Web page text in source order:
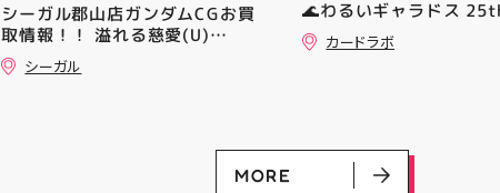
━━━━━━━━━━━━━━
━ #アティ郡山 #郡山 #郡山グ
ルメ #郡山BBQ #ビアガーデン
#お祭りBBQ #屋台グルメ #手
おでかけ #夏の思い出 #BBQ
シーガル郡山店ガンダムCGお買
取情報！！ 溢れる慈愛(U)
(GD01-118) ￥30 覚悟の表れ
(U)(GD01-100) ￥30 ﾌﾗｯﾄ(ﾐﾘ
シーガル
🌊わるいギャラドス
ーリエのピッピex 🔮ミ
vmax UR 入荷いたしま
カードラボ
MORE